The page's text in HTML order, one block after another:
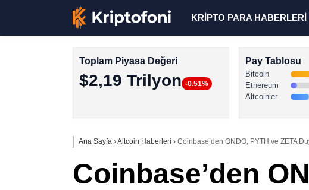
KRİPTO PARA HABERLERİ
Toplam Piyasa Değeri
$2,19 Trilyon -0.51%
Pay Tablosu
Bitcoin
Ethereum
Altcoinler
Ana Sayfa ›Altcoin Haberleri › Coinbase’den ONDO, PYTH ve ZETA
Coinbase’den